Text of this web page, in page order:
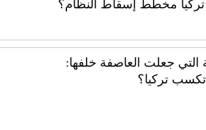
تركيا مخطط إسقاط النظام؟
التي جعلت العاصفة خلفها:
تركيا؟